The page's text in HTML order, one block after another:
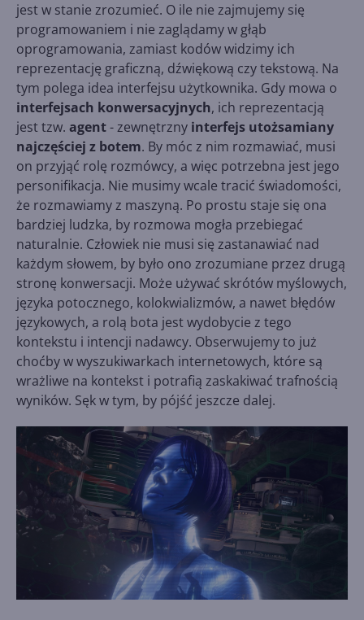
jest w stanie zrozumieć. O ile nie zajmujemy się
programowaniem i nie zaglądamy w głąb
oprogramowania, zamiast kodów widzimy ich
reprezentację graficzną, dźwiękową czy tekstową. Na
tym polega idea interfejsu użytkownika. Gdy mowa o
interfejsach konwersacyjnych, ich reprezentacją
jest tzw. agent- zewnętrzny interfejs utożsamiany
najczęściej z botem. By móc z nim rozmawiać, musi
on przyjąć rolę rozmówcy, a więc potrzebna jest jego
personifikacja. Nie musimy wcale tracić świadomości,
że rozmawiamy z maszyną. Po prostu staje się ona
bardziej ludzka, by rozmowa mogła przebiegać
naturalnie. Człowiek nie musi się zastanawiać nad
każdym słowem, by było ono zrozumiane przez drugą
stronę konwersacji. Może używać skrótów myślowych,
języka potocznego, kolokwializmów, a nawet błędów
językowych, a rolą bota jest wydobycie z tego
kontekstu i intencji nadawcy. Obserwujemy to już
choćby w wyszukiwarkach internetowych, które są
wrażliwe na kontekst i potrafią zaskakiwać trafnością
wyników. Sęk w tym, by pójść jeszcze dalej.